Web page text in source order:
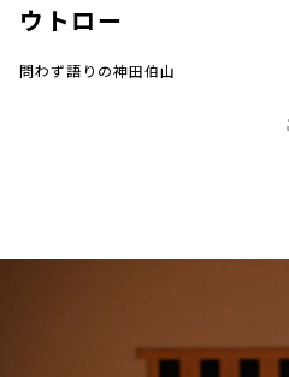
会社情報
ウトロー
問わず語りの神田伯山